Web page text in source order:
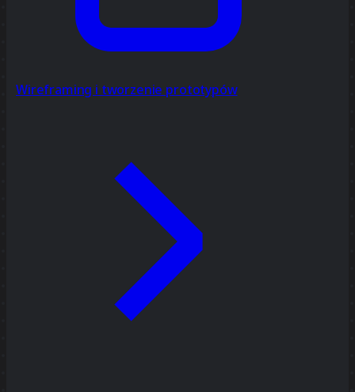
Wireframing i tworzenie prototypów